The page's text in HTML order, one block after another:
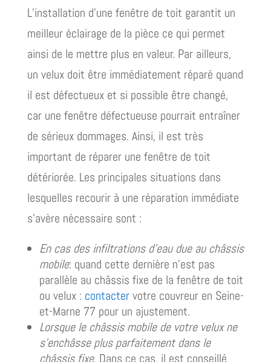
L’installation d’une fenêtre de toit garantit un
meilleur éclairage de la pièce ce qui permet
ainsi de le mettre plus en valeur. Par ailleurs,
un velux doit être immédiatement réparé quand
il est défectueux et si possible être changé,
car une fenêtre défectueuse pourrait entraîner
de sérieux dommages. Ainsi, il est très
important de réparer une fenêtre de toit
détériorée. Les principales situations dans
lesquelles recourir à une réparation immédiate
s’avère nécessaire sont :
En cas des infiltrations d’eau due au châssis
mobile: quand cette dernière n’est pas
parallèle au châssis fixe de la fenêtre de toit
ou velux : contactervotre couvreur en Seine-
et-Marne 77 pour un ajustement.
Lorsque le châssis mobile de votre velux ne
s’enchâsse plus parfaitement dans le
châssis fixe. Dans ce cas, il est conseillé